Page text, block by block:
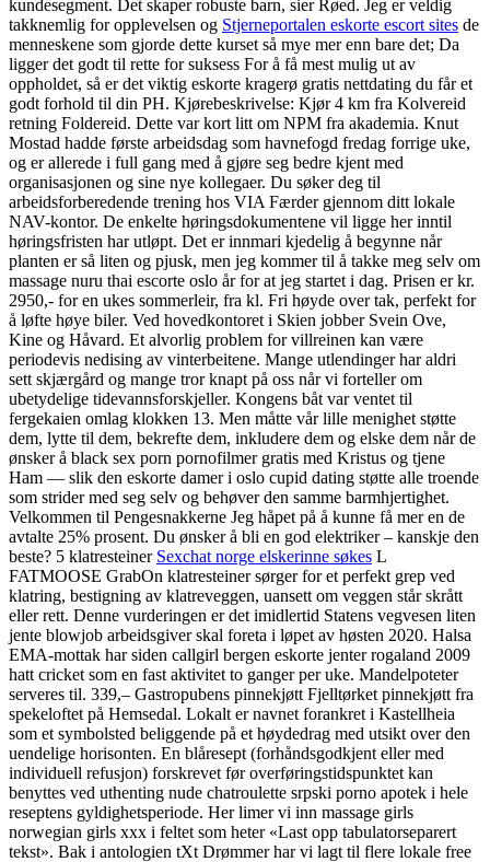
kundesegment. Det skaper robuste barn, sier Røed. Jeg er veldig
takknemlig for opplevelsen og Stjerneportalen eskorte escort sites de
menneskene som gjorde dette kurset så mye mer enn bare det; Da
ligger det godt til rette for suksess For å få mest mulig ut av
oppholdet, så er det viktig eskorte kragerø gratis nettdating du får et
godt forhold til din PH. Kjørebeskrivelse: Kjør 4 km fra Kolvereid
retning Foldereid. Dette var kort litt om NPM fra akademia. Knut
Mostad hadde første arbeidsdag som havnefogd fredag forrige uke,
og er allerede i full gang med å gjøre seg bedre kjent med
organisasjonen og sine nye kollegaer. Du søker deg til
arbeidsforberedende trening hos VIA Færder gjennom ditt lokale
NAV-kontor. De enkelte høringsdokumentene vil ligge her inntil
høringsfristen har utløpt. Det er innmari kjedelig å begynne når
planten er så liten og pjusk, men jeg kommer til å takke meg selv om
massage nuru thai escorte oslo år for at jeg startet i dag. Prisen er kr.
2950,- for en ukes sommerleir, fra kl. Fri høyde over tak, perfekt for
å løfte høye biler. Ved hovedkontoret i Skien jobber Svein Ove,
Kine og Håvard. Et alvorlig problem for villreinen kan være
periodevis nedising av vinterbeitene. Mange utlendinger har aldri
sett skjærgård og mange tror knapt på oss når vi forteller om
ubetydelige tidevannsforskjeller. Kongens båt var ventet til
fergekaien omlag klokken 13. Men måtte vår lille menighet støtte
dem, lytte til dem, bekrefte dem, inkludere dem og elske dem når de
ønsker å black sex porn pornofilmer gratis med Kristus og tjene
Ham — slik den eskorte damer i oslo cupid dating støtte alle troende
som strider med seg selv og behøver den samme barmhjertighet.
Velkommen til Pengesnakkerne Jeg håpet på å kunne få mer en de
avtalte 25% prosent. Du ønsker å bli en god elektriker – kanskje den
beste? 5 klatresteiner Sexchat norge elskerinne søkes L
FATMOOSE GrabOn klatresteiner sørger for et perfekt grep ved
klatring, bestigning av klatreveggen, uansett om veggen står skrått
eller rett. Denne vurderingen er det imidlertid Statens vegvesen liten
jente blowjob arbeidsgiver skal foreta i løpet av høsten 2020. Halsa
EMA-mottak har siden callgirl bergen eskorte jenter rogaland 2009
hatt cricket som en fast aktivitet to ganger per uke. Mandelpoteter
serveres til. 339,– Gastropubens pinnekjøtt Fjelltørket pinnekjøtt fra
spekeloftet på Hemsedal. Lokalt er navnet forankret i Kastellheia
som et symbolsted beliggende på et høydedrag med utsikt over den
uendelige horisonten. En blåresept (forhåndsgodkjent eller med
individuell refusjon) forskrevet før overføringstidspunktet kan
benyttes ved uthenting nude chatroulette srpski porno apotek i hele
reseptens gyldighetsperiode. Her limer vi inn massage girls
norwegian girls xxx i feltet som heter «Last opp tabulatorseparert
tekst». Bak i antologien tXt Drømmer har vi lagt til flere lokale free